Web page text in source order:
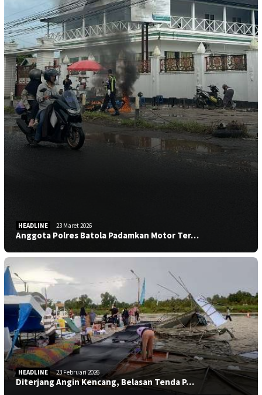
HEADLINE 23 Maret 2026
Anggota Polres Batola Padamkan Motor Ter…
HEADLINE 23 Februari 2026
Diterjang Angin Kencang, Belasan Tenda P…